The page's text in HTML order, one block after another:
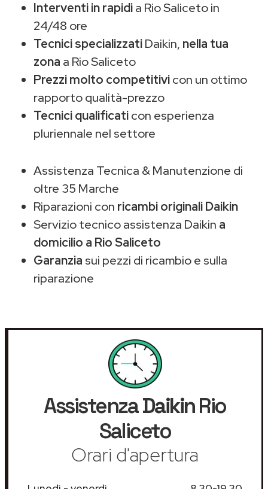
Interventi in rapidia Rio Saliceto in
24/48 ore
Tecnici specializzatiDaikin, nella tua
zona a Rio Saliceto
Prezzi molto competitivicon un ottimo
rapporto qualità-prezzo
Tecnici qualificaticon esperienza
pluriennale nel settore
Assistenza Tecnica & Manutenzione di
oltre 35 Marche
Riparazioni con ricambi originali Daikin
Servizio tecnico assistenza Daikin a
domicilio a Rio Saliceto
Garanzia sui pezzi di ricambio e sulla
riparazione
AssistenzaDaikinRio
Saliceto
Orari d'apertura